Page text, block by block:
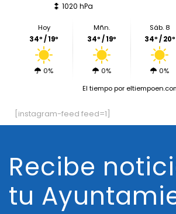
1020 hPa
Hoy
34º / 19º
0%
Mñn.
34º / 19º
0%
Sáb. 8
34º / 20º
0%
El tiempopor
[instagram-feed feed=1]
Recibe
tu